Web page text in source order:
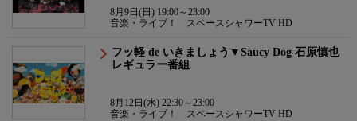
8月9日(日) 19:00～23:00
音楽・ライブ！ スペースシャワーTV HD
フッ軽 de いきましょう▼Saucy Dog 石原慎也
レギュラー番組
8月12日(水) 22:30～23:00
音楽・ライブ！ スペースシャワーTV HD